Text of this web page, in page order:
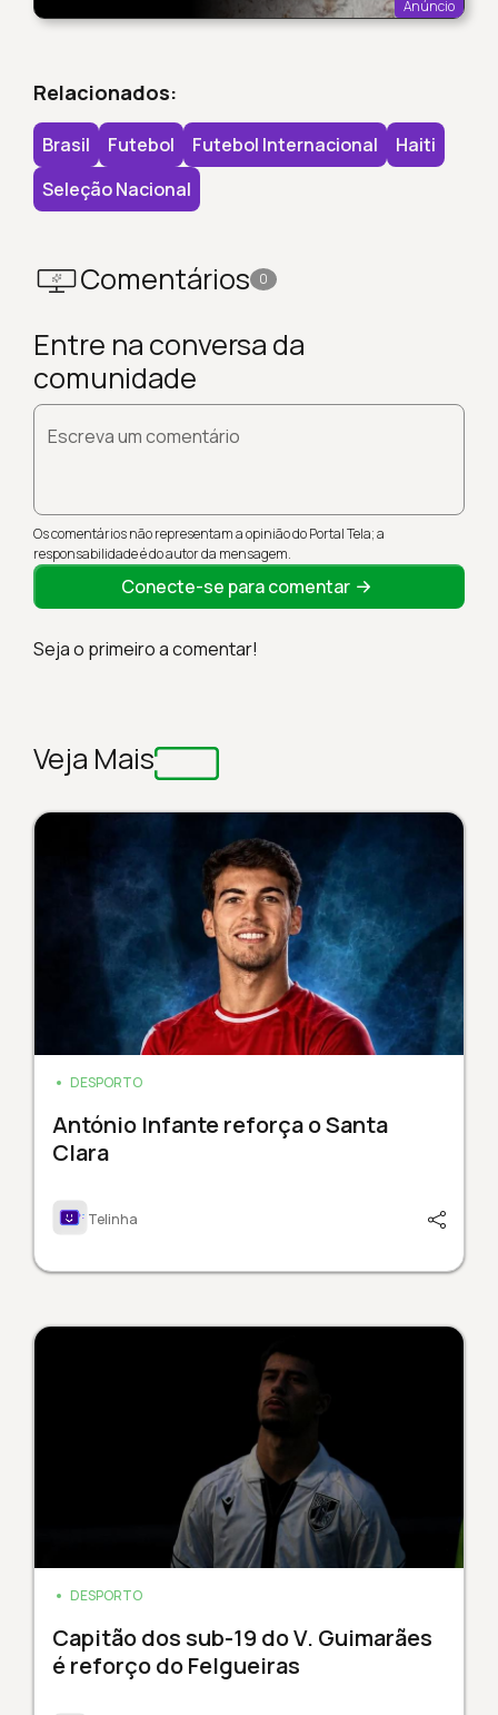
Anúncio
Relacionados:
Brasil Futebol Futebol Internacional
Haiti
Seleção Nacional
Comentários 0
Entre na conversa da
comunidade
Escreva um comentário
Os comentários não representam a opinião do Portal Tela; a
responsabilidade é do autor da mensagem.
Conecte-se para comentar
Seja o primeiro a comentar!
Veja Mais
DESPORTO
António Infante reforça o Santa
Clara
Telinha
DESPORTO
Capitão dos sub-19 do V. Guimarães
é reforço do Felgueiras